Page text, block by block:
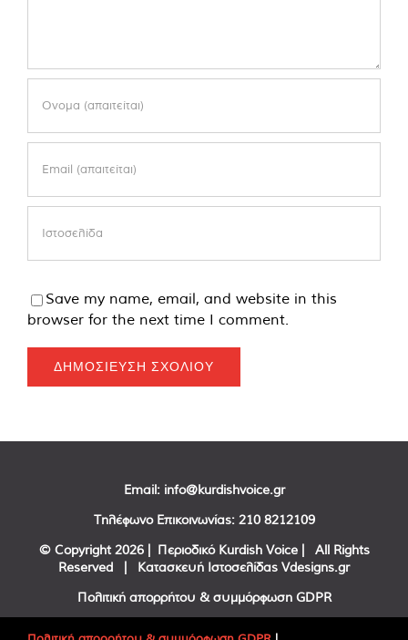
Save my name, email, and website in this
browser for the next time I comment.
Email: info@kurdishvoice.gr
Τηλέφωνο Επικοινωνίας: 210 8212109
© Copyright 2026 | Περιοδικό Kurdish Voice | All Rights
Reserved | Κατασκευή Ιστοσελίδας Vdesigns.gr
Πολιτική απορρήτου & συμμόρφωση GDPR